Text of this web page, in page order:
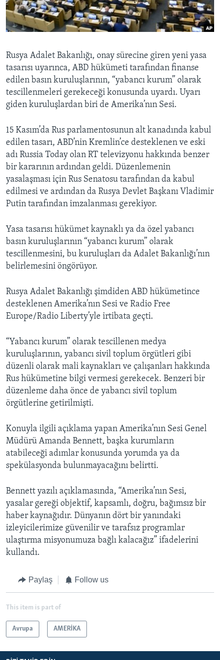
HAYATTAN
SANAT
BIZI TAKIP EDIN
Diller
Rusya Adalet Bakanlığı, onay sürecine giren yeni yasa
tasarısı uyarınca, ABD hükümeti tarafından finanse
edilen basın kuruluşlarının, “yabancı kurum” olarak
tescillenmeleri gerekeceği konusunda uyardı. Uyarı
giden kuruluşlardan biri de Amerika’nın Sesi.
15 Kasım’da Rus parlamentosunun alt kanadında kabul
edilen tasarı, ABD’nin Kremlin’ce desteklenen ve eski
adı Russia Today olan RT televizyonu hakkında benzer
bir kararının ardından geldi. Düzenlemenin
yasalaşması için Rus Senatosu tarafından da kabul
edilmesi ve ardından da Rusya Devlet Başkanı Vladimir
Putin tarafından imzalanması gerekiyor.
Yasa tasarısı hükümet kaynaklı ya da özel yabancı
basın kuruluşlarının “yabancı kurum” olarak
tescillenmesini, bu kuruluşları da Adalet Bakanlığı’nın
belirlemesini öngörüyor.
Rusya Adalet Bakanlığı şimdiden ABD hükümetince
desteklenen Amerika’nın Sesi ve Radio Free
Europe/Radio Liberty’yle irtibata geçti.
“Yabancı kurum” olarak tescillenen medya
kuruluşlarının, yabancı sivil toplum örgütleri gibi
düzenli olarak mali kaynakları ve çalışanları hakkında
Rus hükümetine bilgi vermesi gerekecek. Benzeri bir
düzenleme daha önce de yabancı sivil toplum
örgütlerine getirilmişti.
Konuyla ilgili açıklama yapan Amerika’nın Sesi Genel
Müdürü Amanda Bennett, başka kurumların
atabileceği adımlar konusunda yorumda ya da
spekülasyonda bulunmayacağını belirtti.
Bennett yazılı açıklamasında, “Amerika’nın Sesi,
yasalar gereği objektif, kapsamlı, doğru, bağımsız bir
haber kaynağıdır. Dünyanın dört bir yanındaki
izleyicilerimize güvenilir ve tarafsız programlar
ulaştırma misyonumuza bağlı kalacağız” ifadelerini
kullandı.
Paylaş Follow us
This item is part of
Avrupa AMERİKA